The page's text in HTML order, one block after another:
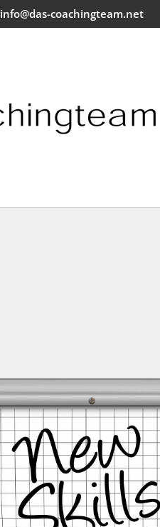
info@das-coachingteam.net